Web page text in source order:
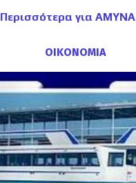
Περισσότερα για ΑΜΥΝΑ
ΟΙΚΟΝΟΜΙΑ